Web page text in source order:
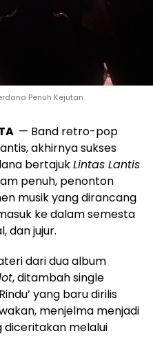
Penuh Kejutan
— Band retro-pop
akhirnya sukses
bertajukLintas Lantis
penuh, penonton
musik yang dirancang
ke dalam semesta
dan jujur.
dari dua album
, ditambah single
yang baru dirilis
menjelma menjadi
diceritakan melalui